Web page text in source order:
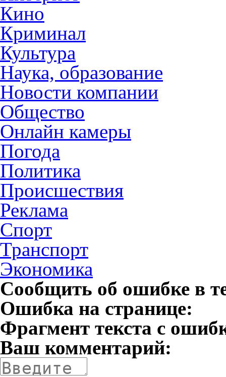
Кино
Криминал
Культура
Наука, образование
Новости компании
Общество
Онлайн камеры
Погода
Политика
Происшествия
Реклама
Спорт
Транспорт
Экономика
Сообщить об ошибке в
Ошибка на странице:
Фрагмент текста с
Ваш комментарий: